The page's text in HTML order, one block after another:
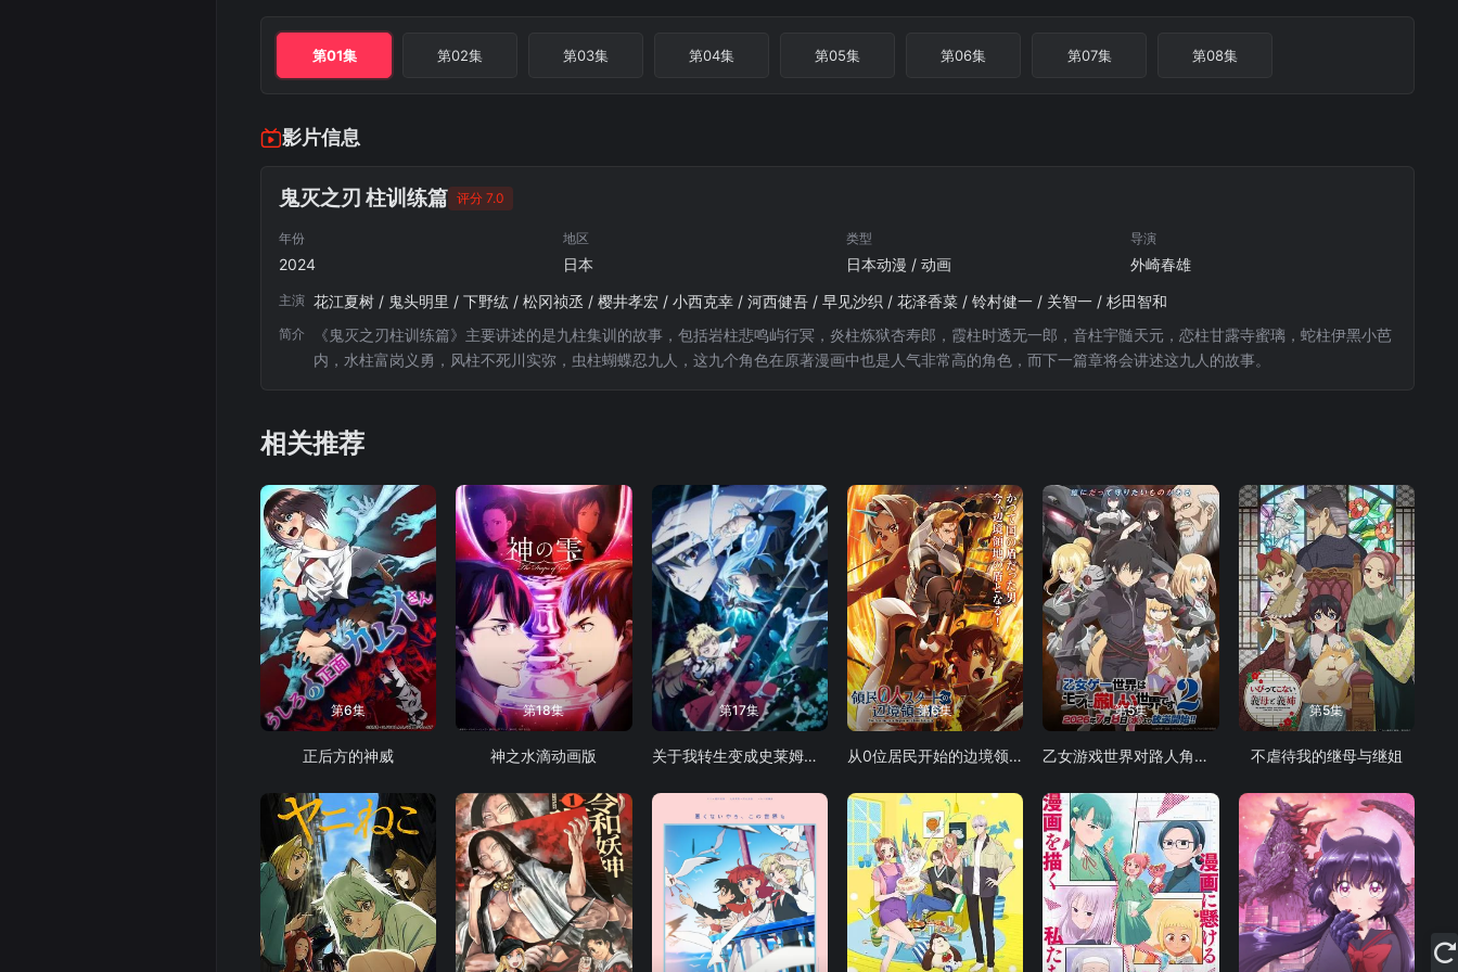
第01集 第02集 第03集 第04集 第05集 第06集 第07集 第08集
影片信息
鬼灭之刃 柱训练篇 评分 7.0
年份
2024
地区
日本
类型
日本动漫 / 动画
导演
外崎春雄
主演 花江夏树 / 鬼头明里 / 下野纮 / 松冈祯丞 / 樱井孝宏 / 小西克幸 / 河西健吾 / 早见沙织 / 花泽香菜 / 铃村健一 / 关智一 / 杉田智和
简介
《鬼灭之刃柱训练篇》主要讲述的是九柱集训的故事，包括岩柱悲鸣屿行冥，炎柱炼狱杏寿郎，霞柱时透无一郎，音柱宇髄天元，恋柱甘露寺蜜璃，蛇柱伊黑小芭
内，水柱富岗义勇，风柱不死川实弥，虫柱蝴蝶忍九人，这九个角色在原著漫画中也是人气非常高的角色，而下一篇章将会讲述这九人的故事。
相关推荐
第6集
正后方的神威
第18集
神之水滴动画版
第17集
关于我转生变成史莱姆这档事第四季
第6集
从0位居民开始的边境领主大人
第5集
乙女游戏世界对路人角色很不友好 第二季
第5集
不虐待我的继母与继姐